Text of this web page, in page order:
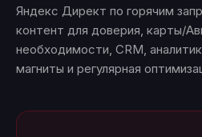
Яндекс Директ по горячим
контент для доверия, карты/
необходимости, CRM,
магниты и регулярная